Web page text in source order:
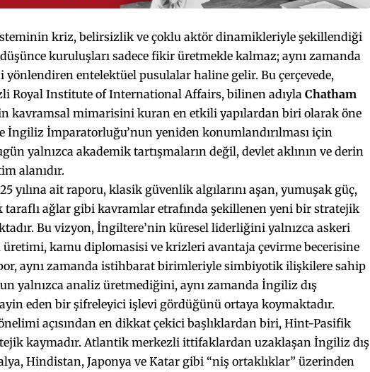
kriz, belirsizlik ve çoklu aktör dinamikleriyle şekillendiği
kuruluşları sadece fikir üretmekle kalmaz; aynı zamanda
entelektüel pusulalar haline gelir. Bu çerçevede,
Royal Institute of International Affairs, bilinen adıyla Chatham
kavramsal mimarisini kuran en etkili yapılardan biri olarak öne
İngiliz İmparatorluğu’nun yeniden konumlandırılması için
yalnızca akademik tartışmaların değil, devlet aklının ve derin
alanıdır.
yılına ait raporu, klasik güvenlik algılarını aşan, yumuşak güç,
taraflı ağlar gibi kavramlar etrafında şekillenen yeni bir stratejik
Bu vizyon, İngiltere’nin küresel liderliğini yalnızca askeri
kamu diplomasisi ve krizleri avantaja çevirme becerisine
aynı zamanda istihbarat birimleriyle simbiyotik ilişkilere sahip
yalnızca analiz üretmediğini, aynı zamanda İngiliz dış
eden bir şifreleyici işlevi gördüğünü ortaya koymaktadır.
açısından en dikkat çekici başlıklardan biri, Hint-Pasifik
kaymadır. Atlantik merkezli ittifaklardan uzaklaşan İngiliz dış
Hindistan, Japonya ve Katar gibi “niş ortaklıklar” üzerinden